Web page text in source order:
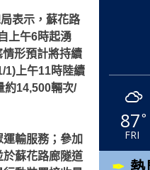
表示，蘇花路
上午6時起湧
形預計將持續
1)上午11時陸續
約14,500輛次/
輸服務；參加
蘇花路廊隧道
87°
FRI